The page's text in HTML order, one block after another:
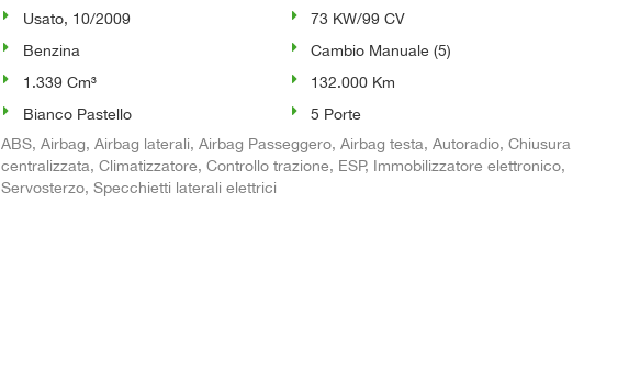
Usato, 10/2009
73 KW/99 CV
Benzina
Cambio Manuale (5)
1.339 Cm³
132.000 Km
Bianco Pastello
5 Porte
ABS, Airbag, Airbag laterali, Airbag Passeggero, Airbag testa, Autoradio, Chiusura
centralizzata, Climatizzatore, Controllo trazione, ESP, Immobilizzatore elettronico,
Servosterzo, Specchietti laterali elettrici